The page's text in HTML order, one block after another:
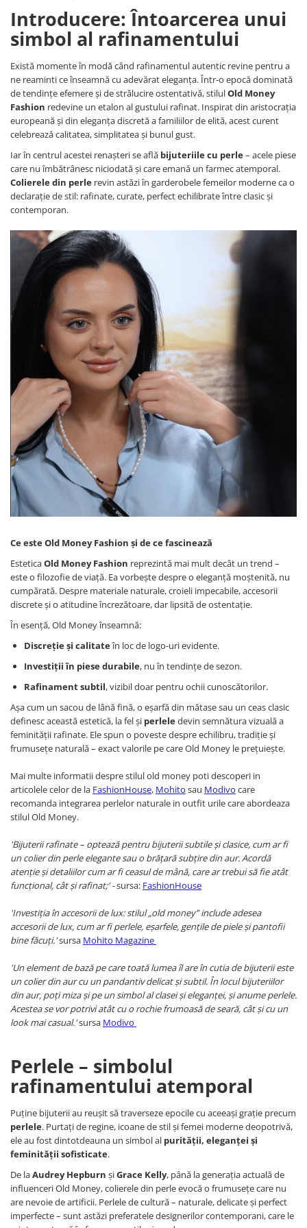
Introducere: Întoarcerea unui
simbol al rafinamentului
Există momente în modă când rafinamentul autentic revine pentru a
ne reaminti ce înseamnă cu adevărat eleganța. Într-o epocă dominată
de tendințe efemere și de strălucire ostentativă, stilulOld Money
Fashion redevine un etalon al gustului rafinat. Inspirat din aristocrația
europeană și din eleganța discretă a familiilor de elită, acest curent
celebrează calitatea, simplitatea și bunul gust.
Iar în centrul acestei renașteri se află bijuteriile cu perle– acele piese
care nu îmbătrânesc niciodată și care emană un farmec atemporal.
Colierele din perle revin astăzi în garderobele femeilor moderne ca o
declarație de stil: rafinate, curate, perfect echilibrate între clasic și
contemporan.
Ce este Old Money Fashion și de ce fascinează
EsteticaOld Money Fashion reprezintă mai mult decât un trend –
este o filozofie de viață. Ea vorbește despre o eleganță moștenită, nu
cumpărată. Despre materiale naturale, croieli impecabile, accesorii
discrete și o atitudine încrezătoare, dar lipsită de ostentație.
În esență, Old Money înseamnă:
Discreție și calitateîn loc de logo-uri evidente.
Investiții în piese durabile, nu în tendințe de sezon.
Rafinament subtil, vizibil doar pentru ochii cunoscătorilor.
Așa cum un sacou de lână fină, o eșarfă din mătase sau un ceas clasic
definesc această estetică, la fel și perleledevin semnătura vizuală a
feminității rafinate. Ele spun o poveste despre echilibru, tradiție și
frumusețe naturală – exact valorile pe care Old Money le prețuiește.
Mai multe informatii despre stilul old money poti descoperi in
articolele celor de la FashionHouse, Mohito sau Modivo care
recomanda integrarea perlelor naturale in outfit urile care abordeaza
stilul Old Money.
'Bijuterii rafinate – optează pentru bijuterii subtile și clasice, cum ar fi
un colier din perle elegante sau o brățară subțire din aur. Acordă
atenție și detaliilor cum ar fi ceasul de mână, care ar trebui să fie atât
funcțional, cât și rafinat;' -sursa: FashionHouse
'Investiția în accesorii de lux: stilul „old money” include adesea
accesorii de lux, cum ar fi perlele, eșarfele, gențile de piele și pantofii
bine făcuți.'sursa Mohito Magazine
'Un element de bază pe care toată lumea îl are în cutia de bijuterii este
un colier din aur cu un pandantiv delicat și subtil. În locul bijuteriilor
din aur, poți miza și pe un simbol al clasei și eleganței, și anume perlele.
Acestea se vor potrivi atât cu o rochie frumoasă de seară, cât și cu un
look mai casual.'sursa Modivo
Perlele – simbolul
rafinamentului atemporal
Puține bijuterii au reușit să traverseze epocile cu aceeași grație precum
perlele. Purtați de regine, icoane de stil și femei moderne deopotrivă,
ele au fost dintotdeauna un simbol al purității, eleganței și
feminității sofisticate.
De laAudrey Hepburn șiGrace Kelly, până la generația actuală de
influenceri Old Money, colierele din perle evocă o frumusețe care nu
are nevoie de artificii. Perlele de cultură – naturale, delicate și perfect
imperfecte – sunt astăzi preferatele designerilor contemporani, care le